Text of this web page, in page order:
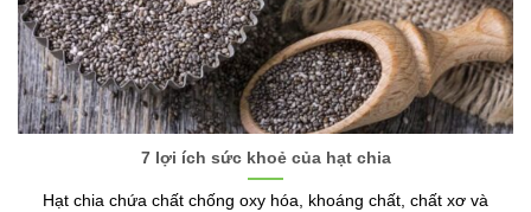
7 lợi ích sức khoẻ của hạt chia
Hạt chia chứa chất chống oxy hóa, khoáng chất, chất xơ và